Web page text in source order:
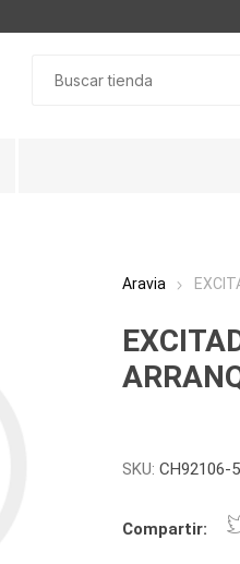
Aravia
SKU: CH92106-
Compartir: